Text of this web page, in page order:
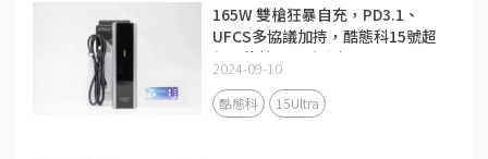
165W 雙槍狂暴自充，PD3.1、
UFCS多協議加持，酷態科15號超
級電能柱Ultra評測
2024-09-10
酷態科 15Ultra